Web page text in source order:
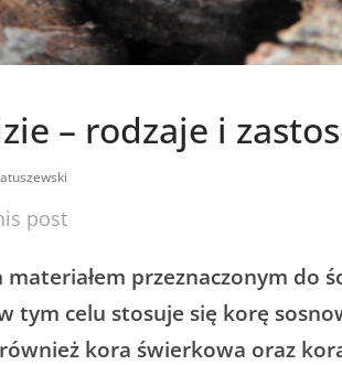
– rodzaje i
post
przeznaczonym do
tym celu stosuje się korę
kora świerkowa oraz